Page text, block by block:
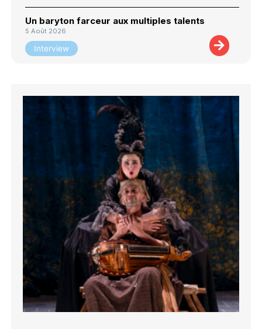
Un baryton farceur aux multiples talents
5 Août 2026
Interview